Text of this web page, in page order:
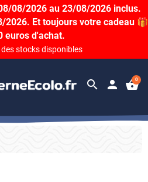
08/2026 au 23/08/2026 inclus.
2026. Et toujours votre cadeau 🎁
euros d'achat.
stocks disponibles
search person shopping_basket
0